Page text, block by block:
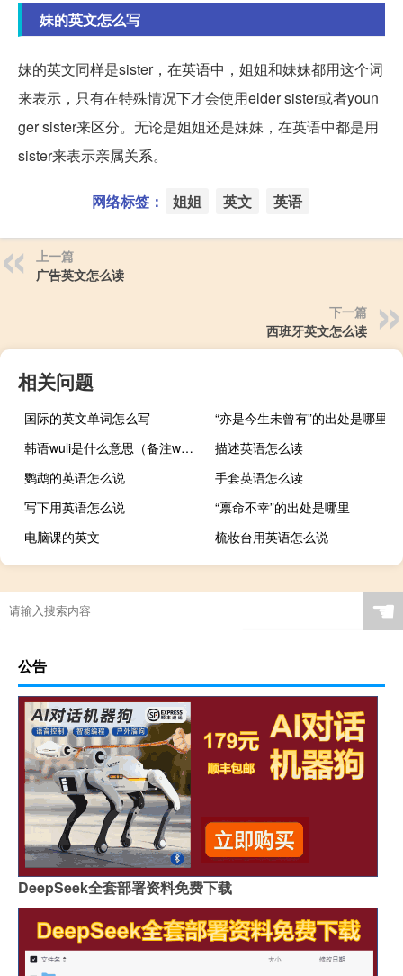
妹的英文怎么写
妹的英文同样是sister，在英语中，姐姐和妹妹都用这个词
来表示，只有在特殊情况下才会使用elder sister或者youn
ger sister来区分。无论是姐姐还是妹妹，在英语中都是用
sister来表示亲属关系。
网络标签： 姐姐 英文 英语
上一篇
广告英文怎么读
下一篇
西班牙英文怎么读
相关问题
国际的英文单词怎么写
“亦是今生未曾有”的出处是哪里
韩语wuli是什么意思（备注wuli是什么意思）什么梗
描述英语怎么读
鹦鹉的英语怎么说
手套英语怎么读
写下用英语怎么说
“禀命不幸”的出处是哪里
电脑课的英文
梳妆台用英语怎么说
☚
公告
DeepSeek全套部署资料免费下载